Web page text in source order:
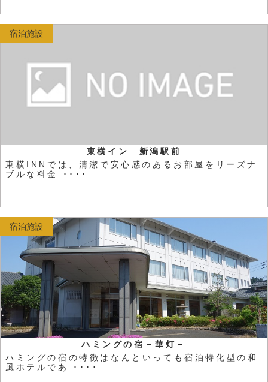
東横イン 新潟駅前
東横INNでは、清潔で安心感のあるお部屋をリーズナ
ブルな料金 ････
宿泊施設
ハミングの宿－華灯－
ハミングの宿の特徴はなんといっても宿泊特化型の和
風ホテルであ ････
宿泊施設